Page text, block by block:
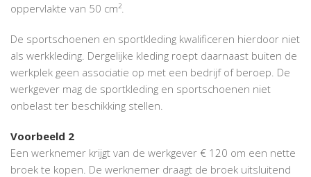
oppervlakte van 50 cm².
De sportschoenen en sportkleding kwalificeren hierdoor niet
als werkkleding. Dergelijke kleding roept daarnaast buiten de
werkplek geen associatie op met een bedrijf of beroep. De
werkgever mag de sportkleding en sportschoenen niet
onbelast ter beschikking stellen.
Voorbeeld 2
Een werknemer krijgt van de werkgever € 120 om een nette
broek te kopen. De werknemer draagt de broek uitsluitend